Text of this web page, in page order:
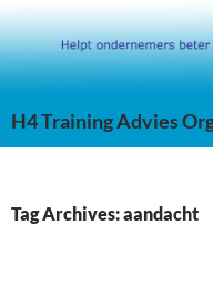
Skip
to
content
H4 Training Advies
Tag Archives: aandacht